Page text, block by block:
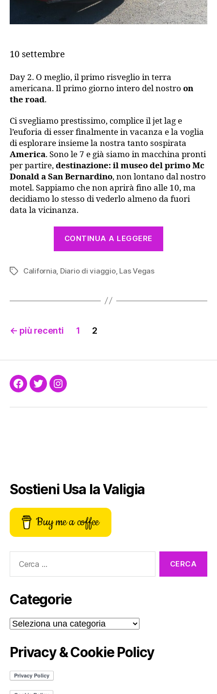
10 settembre
Day 2. O meglio, il primo risveglio in terra
americana. Il primo giorno intero del nostro on
the road.
Ci svegliamo prestissimo, complice il jet lag e
l’euforia di esser finalmente in vacanza e la voglia
di esplorare insieme la nostra tanto sospirata
America. Sono le 7 e già siamo in macchina pronti
per partire,destinazione: il museo del primo Mc
Donald a San Bernardino, non lontano dal nostro
motel. Sappiamo che non aprirà fino alle 10, ma
decidiamo lo stesso di vederlo almeno da fuori
data la vicinanza.
CONTINUA A LEGGERE
Un
Tag California Diario di viaggio, Las Vegas
Paginazione
articoli
← più recenti 1 2
Facebook
TwitterInstagram
Sostieni Usa la Valigia
Buy me a coffee
Categorie
Categorie
Privacy & Cookie Policy